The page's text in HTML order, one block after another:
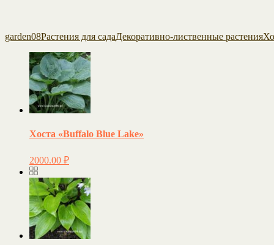
garden08Растения для садаДекоративно-лиственные растения
Хоста «Buffalo Blue Lake»
2000.00 ₽